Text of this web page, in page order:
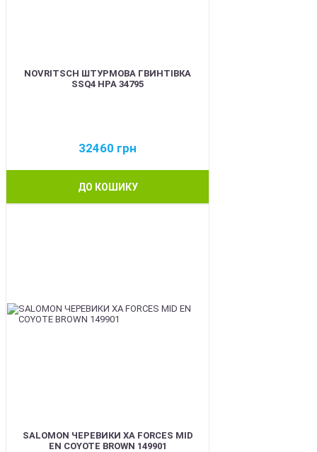
NOVRITSCH ШТУРМОВА ГВИНТІВКА
SSQ4 HPA 34795
32460 грн
ДО КОШИКУ
SALOMON ЧЕРЕВИКИ XA FORCES MID
EN COYOTE BROWN 149901